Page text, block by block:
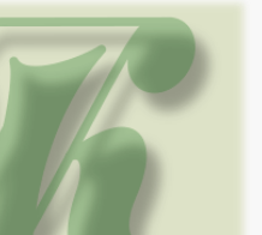
komisija, gavusi
V. Mikalausko auklėtinis
su prašymu išaiškinti, kaip
įrodyti savo tiesą teisme,
dėl suėjusio senaties